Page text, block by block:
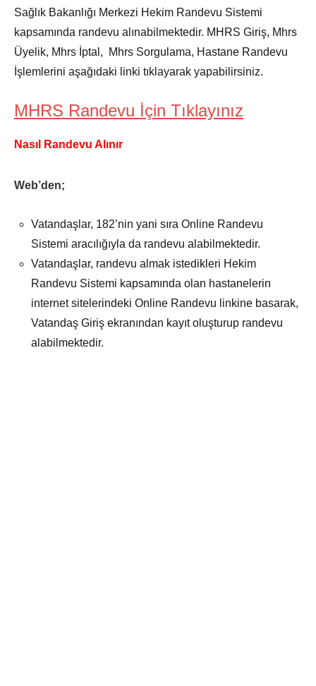
Sağlık Bakanlığı Merkezi Hekim Randevu Sistemi
kapsamında randevu alınabilmektedir. MHRS Giriş, Mhrs
Üyelik, Mhrs İptal, Mhrs Sorgulama, Hastane Randevu
İşlemlerini aşağıdaki linki tıklayarak yapabilirsiniz.
MHRS Randevu İçin Tıklayınız
Nasıl Randevu Alınır
Web’den;
Vatandaşlar, 182’nin yani sıra Online Randevu
Sistemi aracılığıyla da randevu alabilmektedir.
Vatandaşlar, randevu almak istedikleri Hekim
Randevu Sistemi kapsamında olan hastanelerin
internet sitelerindeki Online Randevu linkine basarak,
Vatandaş Giriş ekranından kayıt oluşturup randevu
alabilmektedir.